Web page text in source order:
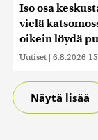
Iso osa
vielä
oikein löydä
Uutiset | 6.8.2026
Näytä lisää